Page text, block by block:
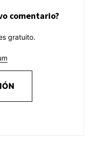
comentario?
gratuito.